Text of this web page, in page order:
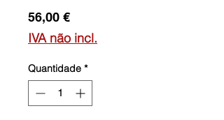
56,00 €Preço
IVA não incl.
Quantidade *